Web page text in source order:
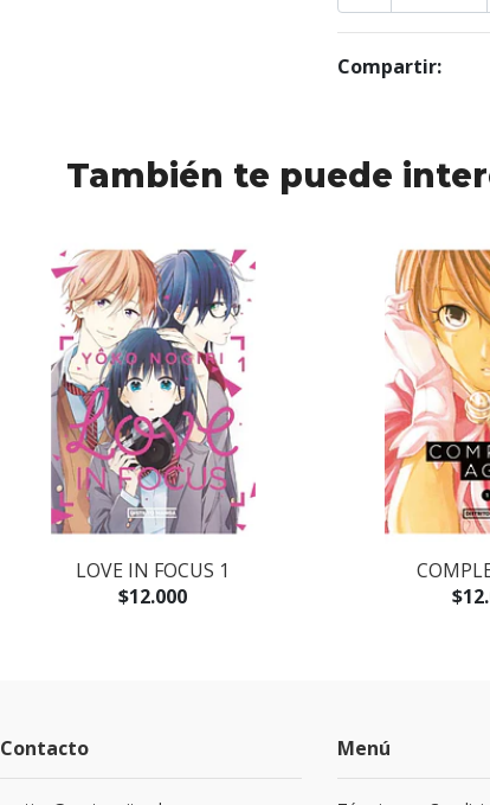
Compartir:
También te puede
LOVE IN FOCUS 1
$12.000
Contacto Menú